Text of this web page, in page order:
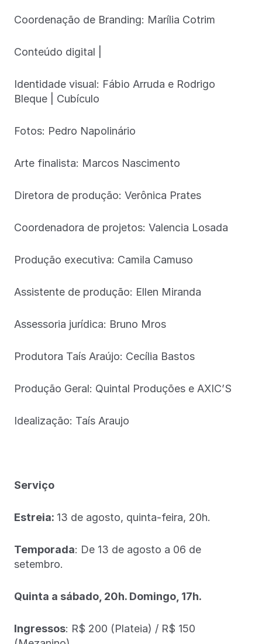
Coordenação de Branding: Marília Cotrim
Conteúdo digital |
Identidade visual: Fábio Arruda e Rodrigo
Bleque | Cubículo
Fotos: Pedro Napolinário
Arte finalista: Marcos Nascimento
Diretora de produção: Verônica Prates
Coordenadora de projetos: Valencia Losada
Produção executiva: Camila Camuso
Assistente de produção: Ellen Miranda
Assessoria jurídica: Bruno Mros
Produtora Taís Araújo: Cecília Bastos
Produção Geral: Quintal Produções e AXIC’S
Idealização: Taís Araujo
Serviço
Estreia: 13 de agosto, quinta-feira, 20h.
Temporada: De 13 de agosto a 06 de
setembro.
Quinta a sábado, 20h. Domingo, 17h.
Ingressos: R$ 200 (Plateia) / R$ 150